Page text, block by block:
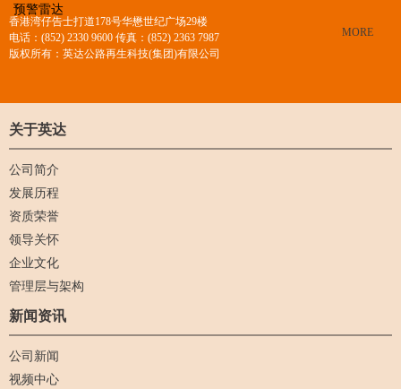
预警雷达
MORE
香港湾仔告士打道178号华懋世纪广场29楼
电话：(852) 2330 9600 传真：(852) 2363 7987
版权所有：英达公路再生科技(集团)有限公司
关于英达
公司简介
发展历程
资质荣誉
领导关怀
企业文化
管理层与架构
新闻资讯
公司新闻
视频中心